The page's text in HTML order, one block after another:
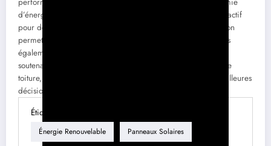
d’énergie, de durabilité, et d’esthétique en font un choix attractif
pour de nombreux propriétaires. Se tourner vers cette solution
permet non seulement de valoriser son bien immobilier mais
également de contribuer positivement à l’environnement en
soutenant une énergie renouvelable. Pour les futurs projets de
toiture, envisager les tuiles solaires pourrait être une des meilleures
décisions que vous puissiez entreprendre.
Étiquette
Énergie Renouvelable Panneaux Solaires